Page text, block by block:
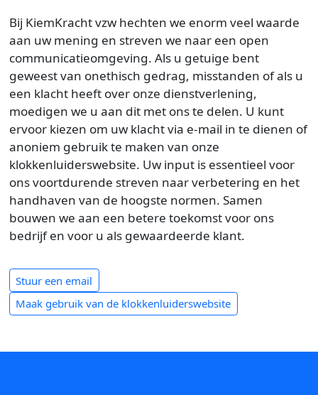
Bij KiemKracht vzw hechten we enorm veel waarde
aan uw mening en streven we naar een open
communicatieomgeving. Als u getuige bent
geweest van onethisch gedrag, misstanden of als u
een klacht heeft over onze dienstverlening,
moedigen we u aan dit met ons te delen. U kunt
ervoor kiezen om uw klacht via e-mail in te dienen of
anoniem gebruik te maken van onze
klokkenluiderswebsite. Uw input is essentieel voor
ons voortdurende streven naar verbetering en het
handhaven van de hoogste normen. Samen
bouwen we aan een betere toekomst voor ons
bedrijf en voor u als gewaardeerde klant.
Stuur een email
Maak gebruik van de klokkenluiderswebsite